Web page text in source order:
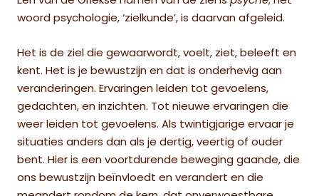
woord psychologie, ‘zielkunde’, is daarvan afgeleid.
Het is de ziel die gewaarwordt, voelt, ziet, beleeft en
kent. Het is je bewustzijn en dat is onderhevig aan
veranderingen. Ervaringen leiden tot gevoelens,
gedachten, en inzichten. Tot nieuwe ervaringen die
weer leiden tot gevoelens. Als twintigjarige ervaar je
situaties anders dan als je dertig, veertig of ouder
bent. Hier is een voortdurende beweging gaande, die
ons bewustzijn beïnvloedt en verandert en die